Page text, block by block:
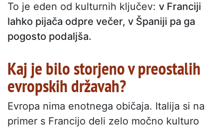
To je eden od kulturnih ključev: v Franciji
lahko pijača odpre večer, v Španiji pa ga
pogosto podaljša.
Kaj je bilo storjeno v preostalih
evropskih državah?
Evropa nima enotnega običaja. Italija si na
primer s Francijo deli zelo močno kulturo